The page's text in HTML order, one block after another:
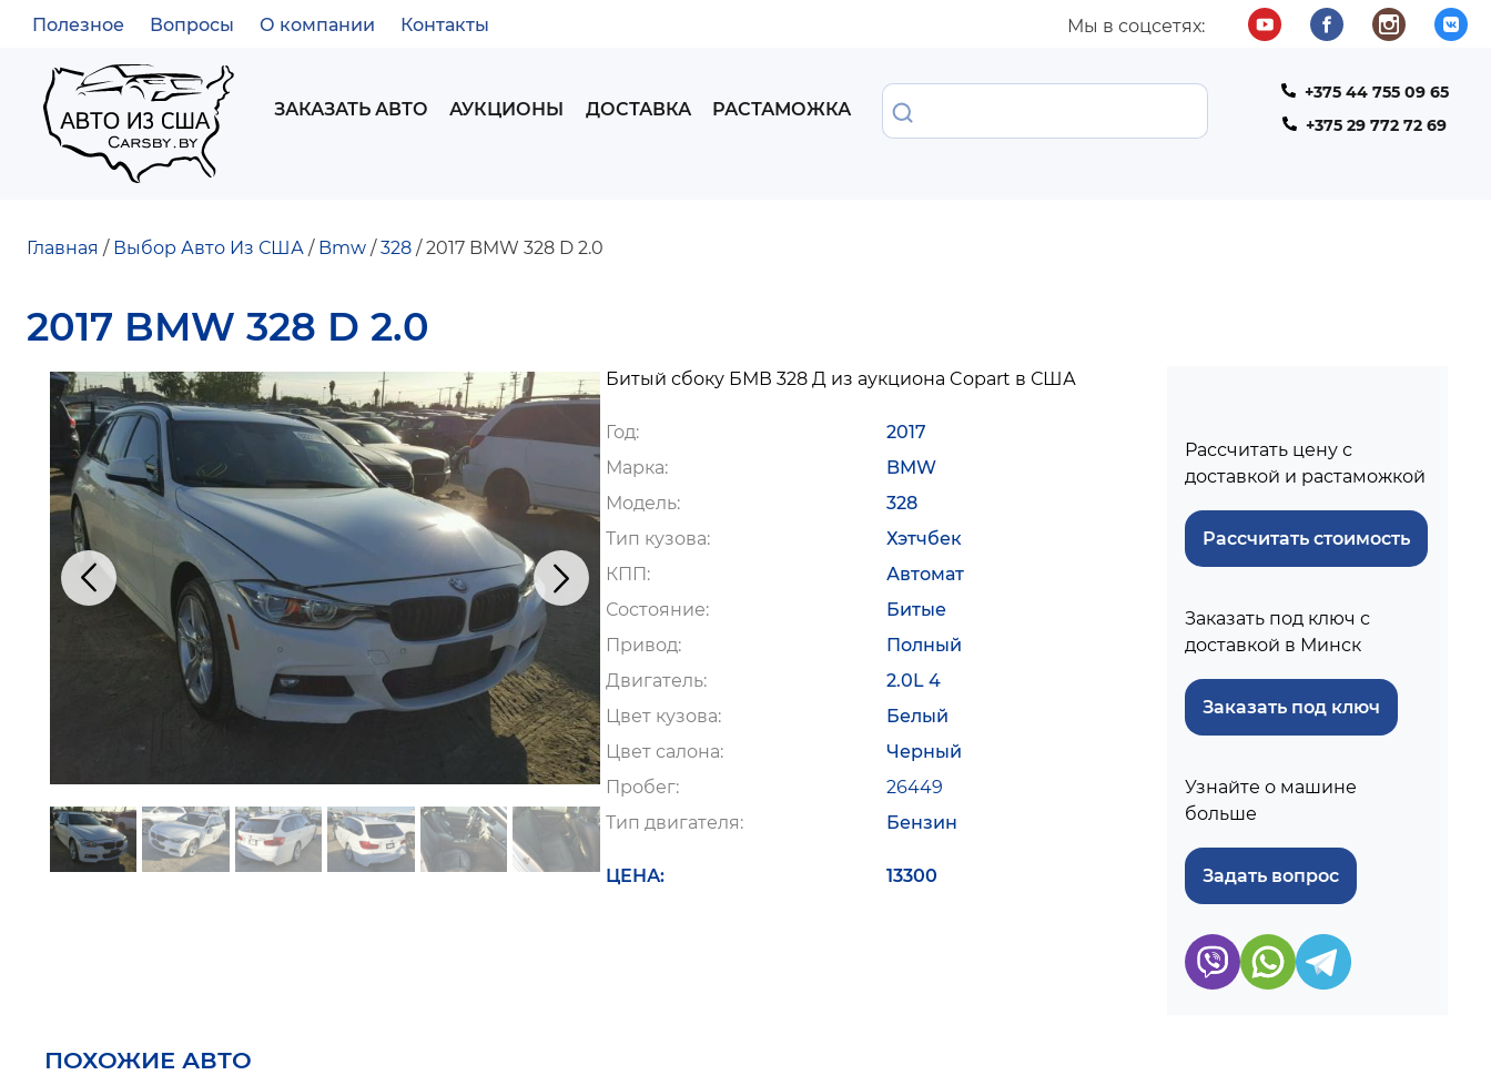
МЕНЮ
Полезное Вопросы О компании Контакты Мы в соцсетях:
MAIN
ЗАКАЗАТЬ АВТО АУКЦИОНЫ ДОСТАВКА РАСТАМОЖКА Найти
ТЕЛЕФОН
+375 44 755 09 65
+375 29 772 72 69
НАВИГАЦИИ
Главная Выбор Авто Из США Bmw 328 2017 BMW 328 D 2.0
2017 BMW 328 D 2.0
Битый сбоку БМВ 328 Д из аукциона Copart в США
Год
2017
Марка
BMW
Модель
328
Тип кузова
Хэтчбек
КПП
Автомат
Состояние
Битые
Привод
Полный
Двигатель
2.0L 4
Цвет кузова
Белый
Цвет салона
Черный
Пробег
26449
Тип двигателя
Бензин
ЦЕНА 13300
Рассчитать цену с
доставкой и растаможкой
Рассчитать стоимость
Заказать под ключ с
доставкой в Минск
Заказать под ключ
Узнайте о машине
больше
Задать вопрос
ПОХОЖИЕ АВТО